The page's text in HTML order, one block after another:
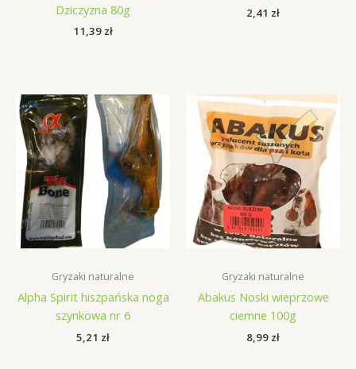
Dziczyzna 80g
11,39 zł
2,41 zł
Gryzaki naturalne
Alpha Spirit hiszpańska noga
szynkowa nr 6
5,21 zł
Gryzaki naturalne
Abakus Noski wieprzowe
ciemne 100g
8,99 zł